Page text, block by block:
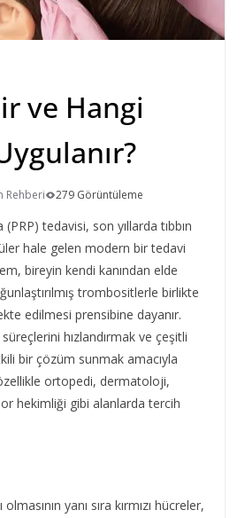
ve Hangi
Rehberi 279 Görüntüleme
tedavisi, son yıllarda tıbbın
hale gelen modern bir tedavi
bireyin kendi kanından elde
trombositlerle birlikte
edilmesi prensibine dayanır.
hızlandırmak ve çeşitli
bir çözüm sunmak amacıyla
ortopedi, dermatoloji,
hekimliği gibi alanlarda tercih
yanı sıra kırmızı hücreler,